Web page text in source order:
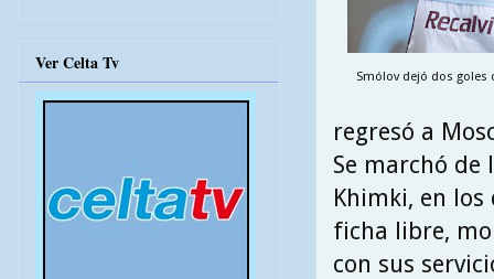
Smólov dejó dos goles
regresó a
Se marchó
Khimki, en
ficha libre,
con sus
Ver Celta Tv